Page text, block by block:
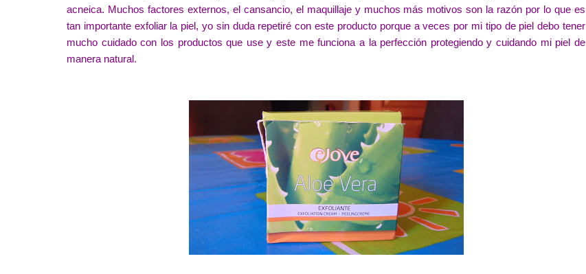
acneica. Muchos factores externos, el cansancio, el maquillaje y muchos más motivos son la razón por lo que es
tan importante exfoliar la piel, yo sin duda repetiré con este producto porque a veces por mi tipo de piel debo tener
mucho cuidado con los productos que use y este me funciona a la perfección protegiendo y cuidando mi piel de
manera natural.